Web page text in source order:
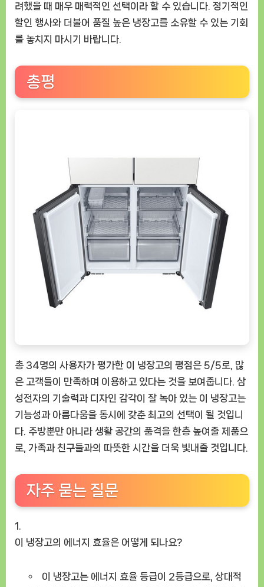
려했을 때 매우 매력적인 선택이라 할 수 있습니다. 정기적인
할인 행사와 더불어 품질 높은 냉장고를 소유할 수 있는 기회
를 놓치지 마시기 바랍니다.
총평
총 34명의 사용자가 평가한 이 냉장고의 평점은 5/5로, 많
은 고객들이 만족하며 이용하고 있다는 것을 보여줍니다. 삼
성전자의 기술력과 디자인 감각이 잘 녹아 있는 이 냉장고는
기능성과 아름다움을 동시에 갖춘 최고의 선택이 될 것입니
다. 주방뿐만 아니라 생활 공간의 품격을 한층 높여줄 제품으
로, 가족과 친구들과의 따뜻한 시간을 더욱 빛내줄 것입니다.
자주 묻는 질문
이 냉장고의 에너지 효율은 어떻게 되나요?
이 냉장고는 에너지 효율 등급이 2등급으로, 상대적